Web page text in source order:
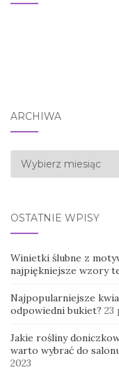
ARCHIWA
Archiwa
OSTATNIE WPISY
Winietki ślubne z
najpiękniejsze wzory
Najpopularniejsze
odpowiedni bukiet? 23
Jakie rośliny
warto wybrać do
2023